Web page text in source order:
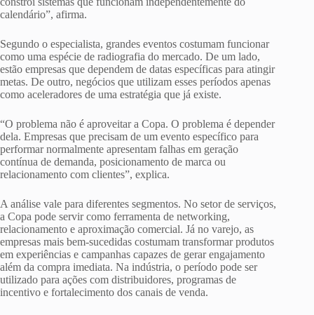
calendário”, afirma.
Segundo o especialista, grandes eventos costumam funcionar
como uma espécie de radiografia do mercado. De um lado,
estão empresas que dependem de datas específicas para atingir
metas. De outro, negócios que utilizam esses períodos apenas
como aceleradores de uma estratégia que já existe.
“O problema não é aproveitar a Copa. O problema é depender
dela. Empresas que precisam de um evento específico para
performar normalmente apresentam falhas em geração
contínua de demanda, posicionamento de marca ou
relacionamento com clientes”, explica.
A análise vale para diferentes segmentos. No setor de serviços,
a Copa pode servir como ferramenta de networking,
relacionamento e aproximação comercial. Já no varejo, as
empresas mais bem-sucedidas costumam transformar produtos
em experiências e campanhas capazes de gerar engajamento
além da compra imediata. Na indústria, o período pode ser
utilizado para ações com distribuidores, programas de
incentivo e fortalecimento dos canais de venda.